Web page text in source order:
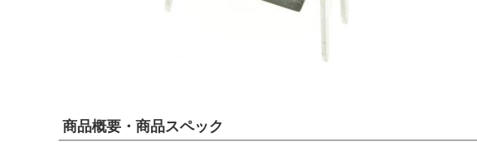
商品概要・商品スペック